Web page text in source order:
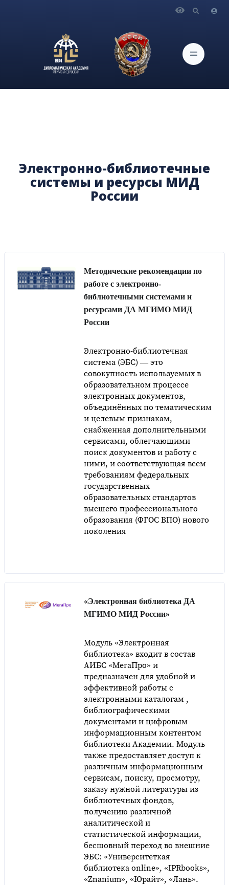
Электронно-библиотечные
системы и ресурсы МИД
России
Методические рекомендации по
работе с электронно-
библиотечными системами и
ресурсами ДА МГИМО МИД
России
Электронно-библиотечная
система (ЭБС) — это
совокупность используемых в
образовательном процессе
электронных документов,
объединённых по тематическим
и целевым признакам,
снабженная дополнительными
сервисами, облегчающими
поиск документов и работу с
ними, и соответствующая всем
требованиям федеральных
государственных
образовательных стандартов
высшего профессионального
образования (ФГОС ВПО) нового
поколения
«Электронная библиотека ДА
МГИМО МИД России»
Модуль «Электронная
библиотека» входит в состав
АИБС «МегаПро» и
предназначен для удобной и
эффективной работы с
электронными каталогам ,
библиографическими
документами и цифровым
информационным контентом
библиотеки Академии. Модуль
также предоставляет доступ к
различным информационным
сервисам, поиску, просмотру,
заказу нужной литературы из
библиотечных фондов,
получению различной
аналитической и
статистической информации,
бесшовный переход во внешние
ЭБС: «Университеткая
библиотека online», «IPRbooks»,
«Znanium», «Юрайт», «Лань».